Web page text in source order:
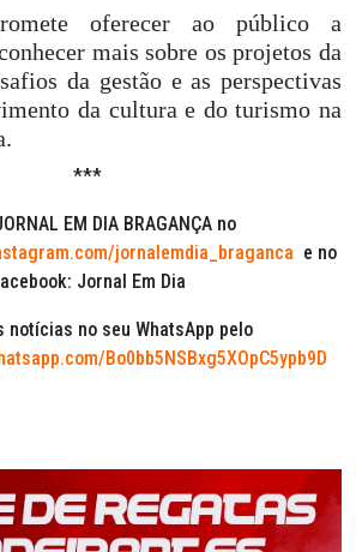
oferecer ao público a
mais sobre os projetos da
da gestão e as perspectivas
da cultura e do turismo na
***
EM DIA BRAGANÇA no
jornalemdia_braganca e no
Jornal Em Dia
notícias no seu WhatsApp pelo
Bo0bb5NSBxg5XOpC5ypb9D